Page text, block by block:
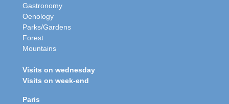
Gastronomy
Oenology
Parks/Gardens
Forest
Mountains
Visits on wednesday
Visits on week-end
Paris